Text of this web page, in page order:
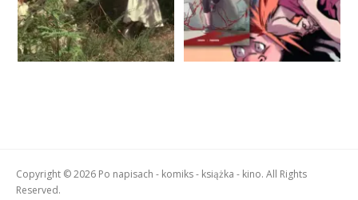
Copyright © 2026 Po napisach - komiks - książka - kino. All Rights
Reserved.